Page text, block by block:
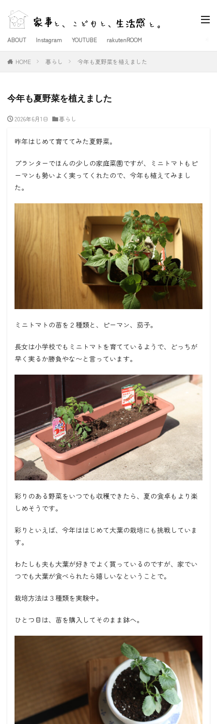
ABOUT Instagram YOUTUBE rakutenROOM
HOME 暮らし 今年も夏野菜を植えました
今年も夏野菜を植えました
2026年6月1日 暮らし
昨年はじめて育ててみた夏野菜。
プランターでほんの少しの家庭菜園ですが、ミニトマトもピ
ーマンも勢いよく実ってくれたので、今年も植えてみまし
た。
ミニトマトの苗を２種類と、ピーマン、茄子。
長女は小学校でもミニトマトを育てているようで、どっちが
早く実るか勝負やな〜と言っています。
彩りのある野菜をいつでも収穫できたら、夏の食卓もより楽
しめそうです。
彩りといえば、今年ははじめて大葉の栽培にも挑戦していま
す。
わたしも夫も大葉が好きでよく買っているのですが、家でい
つでも大葉が食べられたら嬉しいなということで。
栽培方法は３種類を実験中。
ひとつ目は、苗を購入してそのまま鉢へ。